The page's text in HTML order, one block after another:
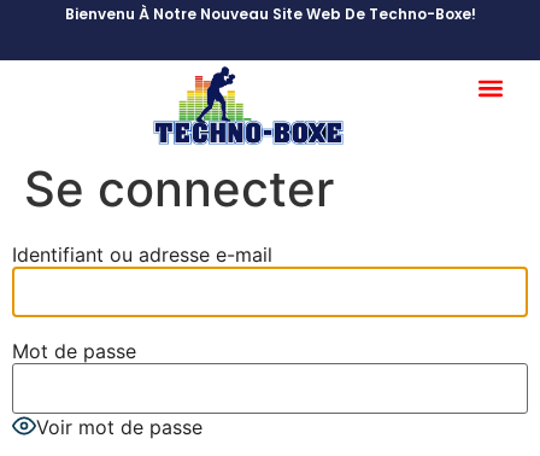
Bienvenu À Notre Nouveau Site Web De Techno-Boxe!
Se connecter
Identifiant ou adresse e-mail
Mot de passe
Voir mot de passe